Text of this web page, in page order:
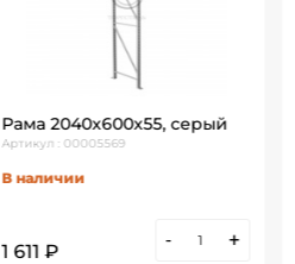
Рама 2040х600х55, серый
Артикул : 00005569
В наличии
1 611 ₽
- +